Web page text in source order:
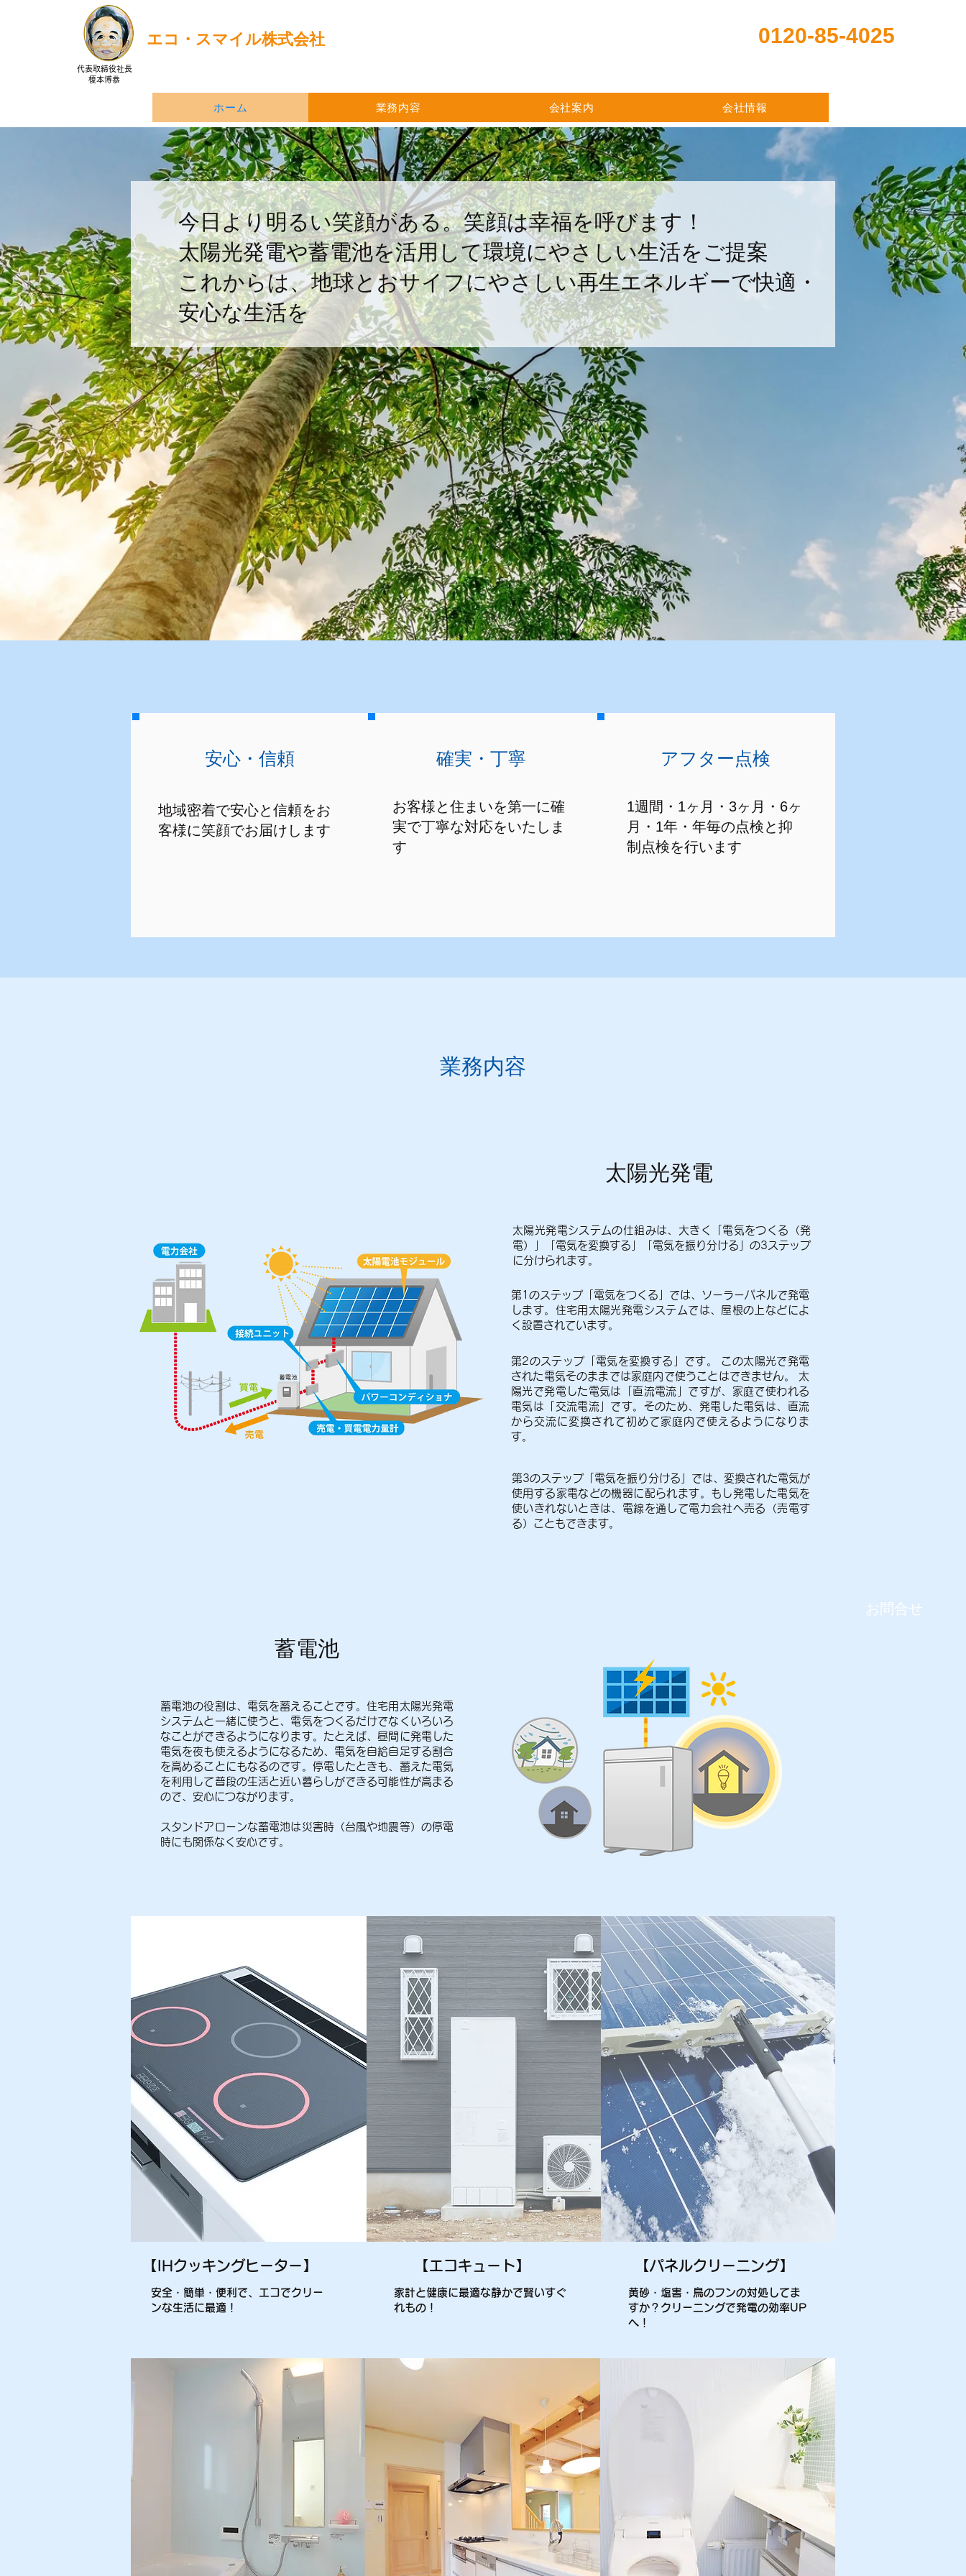
エコ・スマイル株式会社
代表取締役社長
榎本博恭
0120-85-4025
ホーム 業務内容 会社案内 会社情報
​お問合せ
今日より明るい笑顔がある。笑顔は幸福を呼びます！
太陽光発電や蓄電池を活用して環境にやさしい生活をご提案
これからは、地球とおサイフにやさしい再生エネルギーで​快適・
安心な生活を
安心・信頼
地域密着で安心と信頼をお
客様に笑顔でお届けします
確実・丁寧
お客様と住まいを第一に確
実で丁寧な対応をいたしま
す
アフター点検
1週間・1ヶ月・3ヶ月・6ヶ
月・1年・年毎の点検と抑
制点検を行います
​業務内容
太陽光発電
太陽光発電システムの仕組みは、大きく「電気をつくる（発
電）」「電気を変換する」「電気を振り分ける」の3ステップ
に分けられます。
第1のステップ「電気をつくる」では、ソーラーパネルで発電
します。住宅用太陽光発電システムでは、屋根の上などによ
く設置されています。
第2のステップ「電気を変換する」です。 この太陽光で発電
された電気そのままでは家庭内で使うことはできません。 太
陽光で発電した電気は「直流電流」ですが、家庭で使われる
電気は「交流電流」です。そのため、発電した電気は、直流
から交流に変換されて初めて家庭内で使えるようになりま
す。
第3のステップ「電気を振り分ける」では、変換された電気が
使用する家電などの機器に配られます。もし発電した電気を
使いきれないときは、電線を通して電力会社へ売る（売電す
る）こともできます。
​蓄電池
蓄電池の役割は、電気を蓄えることです。住宅用太陽光発電
システムと一緒に使うと、電気をつくるだけでなくいろいろ
なことができるようになります。たとえば、昼間に発電した
電気を夜も使えるようになるため、電気を自給自足する割合
を高めることにもなるのです。停電したときも、蓄えた電気
を利用して普段の生活と近い暮らしができる可能性が高まる
ので、安心につながります。
スタンドアローンな蓄電池は災害時（台風や地震等）の停電
時にも関係なく安心です。
【IHクッキングヒーター】
安全・簡単・便利で、エコでクリー
ンな生活に最適！
【エコキュート】
家計と健康に最適な静かで賢いすぐ
れもの！
【パネルクリーニング】
黄砂・塩害・鳥のフンの対処してま
すか？クリーニングで発電の効率UP
へ！